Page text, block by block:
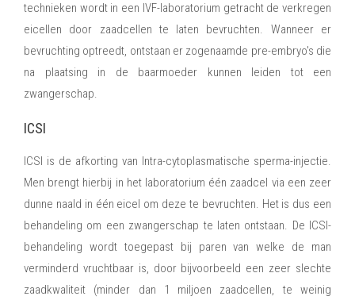
technieken wordt in een IVF-laboratorium getracht de verkregen
eicellen door zaadcellen te laten bevruchten. Wanneer er
bevruchting optreedt, ontstaan er zogenaamde pre-embryo's die
na plaatsing in de baarmoeder kunnen leiden tot een
zwangerschap.
ICSI
ICSI is de afkorting van Intra-cytoplasmatische sperma-injectie.
Men brengt hierbij in het laboratorium één zaadcel via een zeer
dunne naald in één eicel om deze te bevruchten. Het is dus een
behandeling om een zwangerschap te laten ontstaan. De ICSI-
behandeling wordt toegepast bij paren van welke de man
verminderd vruchtbaar is, door bijvoorbeeld een zeer slechte
zaadkwaliteit (minder dan 1 miljoen zaadcellen, te weinig